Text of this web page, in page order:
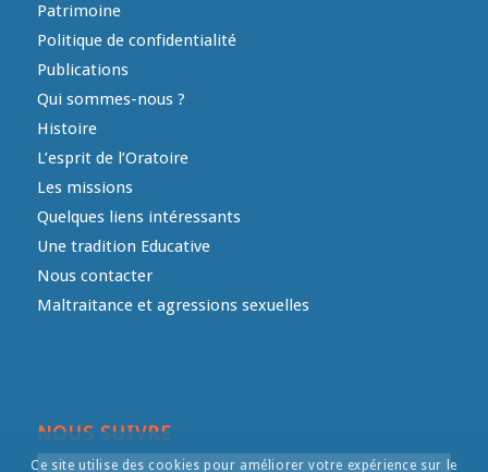
Patrimoine
Politique de confidentialité
Publications
Qui sommes-nous ?
Histoire
L’esprit de l’Oratoire
Les missions
Quelques liens intéressants
Une tradition Educative
Nous contacter
Maltraitance et agressions sexuelles
NOUS SUIVRE
Ce site utilise des cookies pour améliorer votre expérience sur le